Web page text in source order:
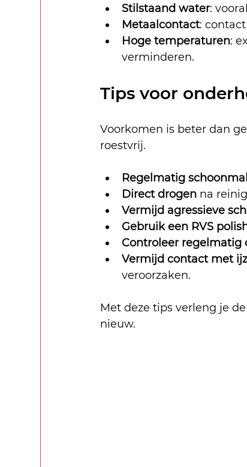
Stilstaand water:
Metaalcontact:
Hoge temperaturen:
verminderen.
Tips voor
Voorkomen is beter dan
roestvrij.
Regelmatig
Direct drogen na
Vermijd agressieve
Gebruik een RVS
Controleer regelmatig
Vermijd contact met
veroorzaken.
Met deze tips verleng je
nieuw.